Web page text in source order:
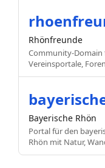
Rhönfreunde
Community-Domain
Vereinsportale,
Bayerische Rhön
Portal für den
Rhön mit Natur,